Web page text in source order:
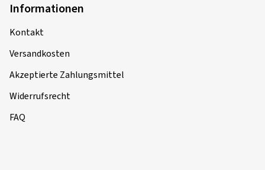
Informationen
Kontakt
Versandkosten
Akzeptierte Zahlungsmittel
Widerrufsrecht
FAQ